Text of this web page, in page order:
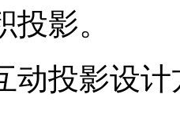
影。
动投影设